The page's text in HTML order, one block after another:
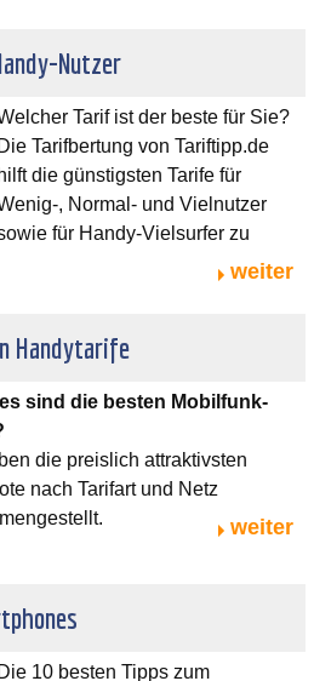
Nutzer
Tarif ist der beste für Sie?
Die Tarifbertung von Tariftipp.de
hilft die günstigsten Tarife für
, Normal- und Vielnutzer
für Handy-Vielsurfer zu
weiter
Handytarife
sind die besten Mobilfunk-
die preislich attraktivsten
nach Tarifart und Netz
weiter
Die 10 besten Tipps zum